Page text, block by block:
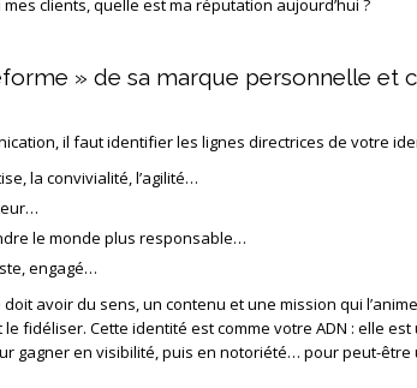
clients, quelle est ma réputation aujourd’hui ?
» de sa marque personnelle et
il faut identifier les lignes directrices de votre
la convivialité, l’agilité…
le monde plus responsable…
engagé…
avoir du sens, un contenu et une mission qui l’anime.
fidéliser. Cette identité est comme votre ADN : elle est
gagner en visibilité, puis en notoriété… pour peut-